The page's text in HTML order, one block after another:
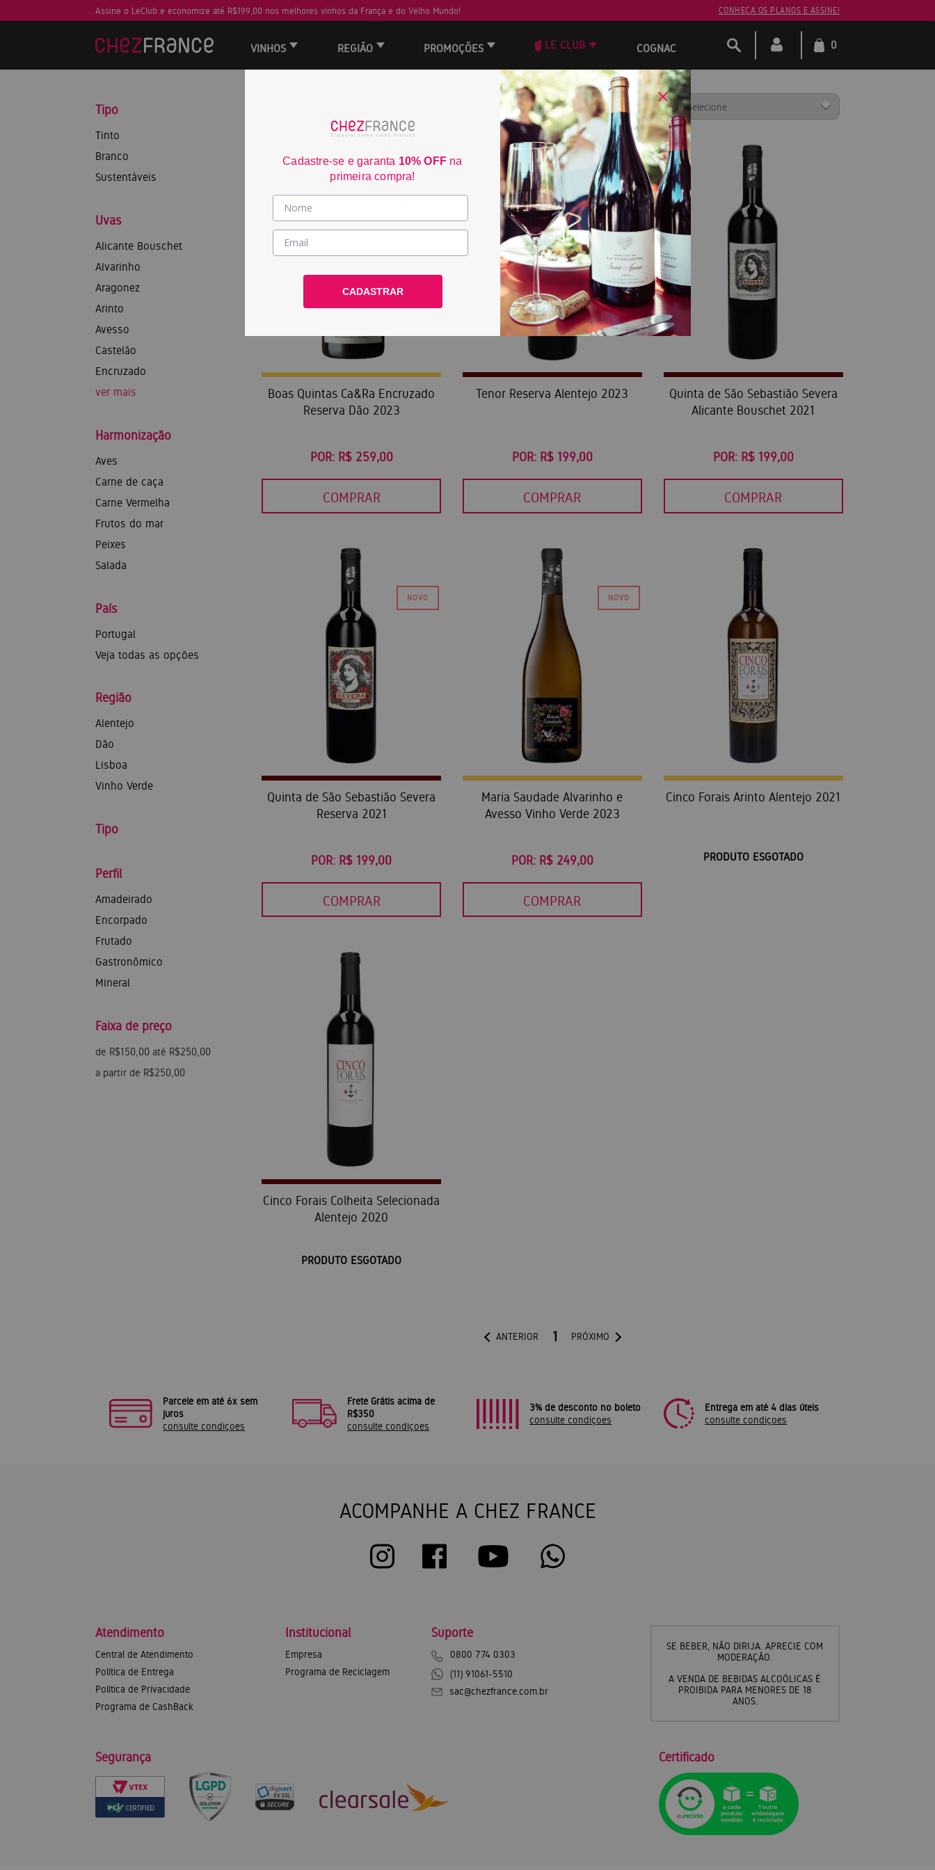
Assine o LeClub e economize até R$199,00 nos melhores vinhos da França e do Velho Mundo! CONHEÇA OS PLANOS E ASSINE!
VINHOS REGIÃO PROMOÇÕES LE CLUB COGNAC 0
Tipo
Tinto
Branco
Sustentáveis
Uvas
Alicante Bouschet
Alvarinho
Aragonez
Arinto
Avesso
Castelão
Encruzado
ver mais
Harmonização
Aves
Carne de caça
Carne Vermelha
Frutos do mar
Peixes
Salada
País
Portugal
Veja todas as opções
Região
Alentejo
Dão
Lisboa
Vinho Verde
Tipo
Perfil
Amadeirado
Encorpado
Frutado
Gastronômico
Mineral
Faixa de preço
de R$150,00 até R$250,00
a partir de R$250,00
ORDENAR POR:
Boas Quintas Ca&Ra Encruzado
Reserva Dão 2023
POR: R$ 259,00
COMPRAR
Tenor Reserva Alentejo 2023
POR: R$ 199,00
COMPRAR
Quinta de São Sebastião Severa
Alicante Bouschet 2021
POR: R$ 199,00
COMPRAR
Quinta de São Sebastião Severa
Reserva 2021
POR: R$ 199,00
COMPRAR
Maria Saudade Alvarinho e
Avesso Vinho Verde 2023
POR: R$ 249,00
COMPRAR
Cinco Forais Arinto Alentejo 2021
PRODUTO ESGOTADO
Cinco Forais Colheita Selecionada
Alentejo 2020
PRODUTO ESGOTADO
ANTERIOR 1 PRÓXIMO
Parcele em até 6x sem
juros
consulte condiçoes
Frete Grátis acima de
R$350
consulte condiçoes
3% de desconto no boleto
consulte condiçoes
Entrega em até 4 dias úteis
consulte condiçoes
ACOMPANHE A CHEZ FRANCE
Atendimento
Central de Atendimento
Política de Entrega
Política de Privacidade
Programa de CashBack
Institucional
Empresa
Programa de Reciclagem
Suporte
0800 774 0303
(11) 91061-5510
sac@chezfrance.com.br
SE BEBER, NÃO DIRIJA. APRECIE COM
MODERAÇÃO.
A VENDA DE BEBIDAS ALCOÓLICAS É
PROIBIDA PARA MENORES DE 18
ANOS.
Segurança Certificado
Cadastre-se e garanta 10% OFF na
primeira compra!
CADASTRAR